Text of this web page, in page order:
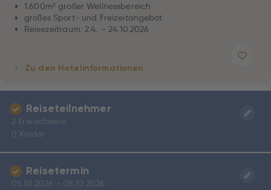
1.600m² großer Wellnessbereich
großes Sport- und Freizeitangebot
Reisezeitraum: 2.4. – 24.10.2026
Zu den Hotelinformationen
Reiseteilnehmer
2 Erwachsene
0 Kinder
Reisetermin
05.10.2026 - 08.10.2026